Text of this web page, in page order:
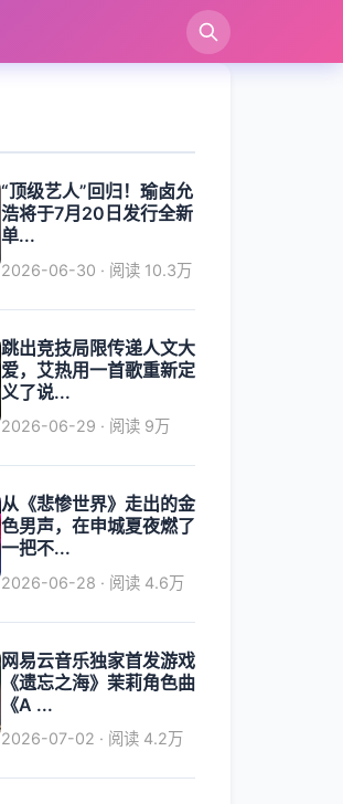
“顶级艺人”回归！瑜卤允
浩将于7月20日发行全新
单...
2026-06-30 · 阅读 10.3万
跳出竞技局限传递人文大
爱，艾热用一首歌重新定
义了说...
2026-06-29 · 阅读 9万
从《悲惨世界》走出的金
色男声，在申城夏夜燃了
一把不...
2026-06-28 · 阅读 4.6万
网易云音乐独家首发游戏
《遗忘之海》茉莉角色曲
《A ...
2026-07-02 · 阅读 4.2万